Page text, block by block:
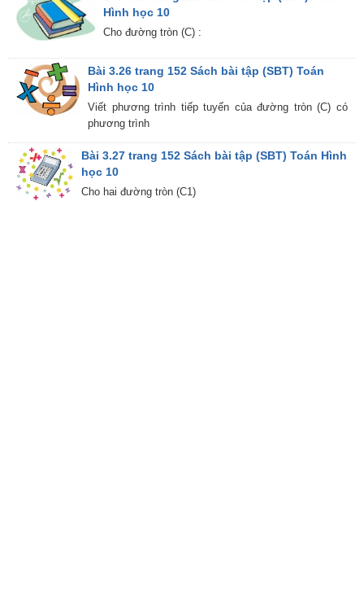
Hình học 10
Cho đường tròn (C) :
Bài 3.26 trang 152 Sách bài tập (SBT) Toán
Hình học 10
Viết phương trình tiếp tuyến của đường tròn (C) có
phương trình
Bài 3.27 trang 152 Sách bài tập (SBT) Toán Hình
học 10
Cho hai đường tròn (C1)